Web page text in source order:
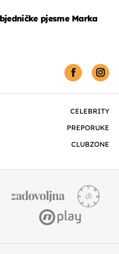
pjesme Marka
CELEBRITY
PREPORUKE
CLUBZONE